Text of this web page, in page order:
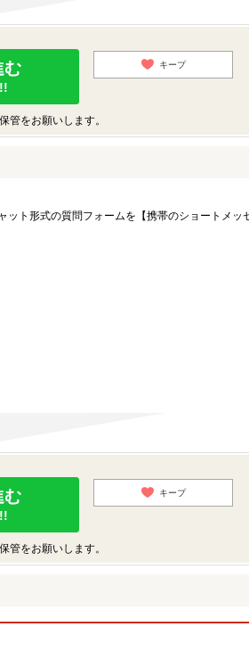
む キープ
管をお願いします。
ット形式の質問フォームを【携帯のショートメッ
む キープ
管をお願いします。